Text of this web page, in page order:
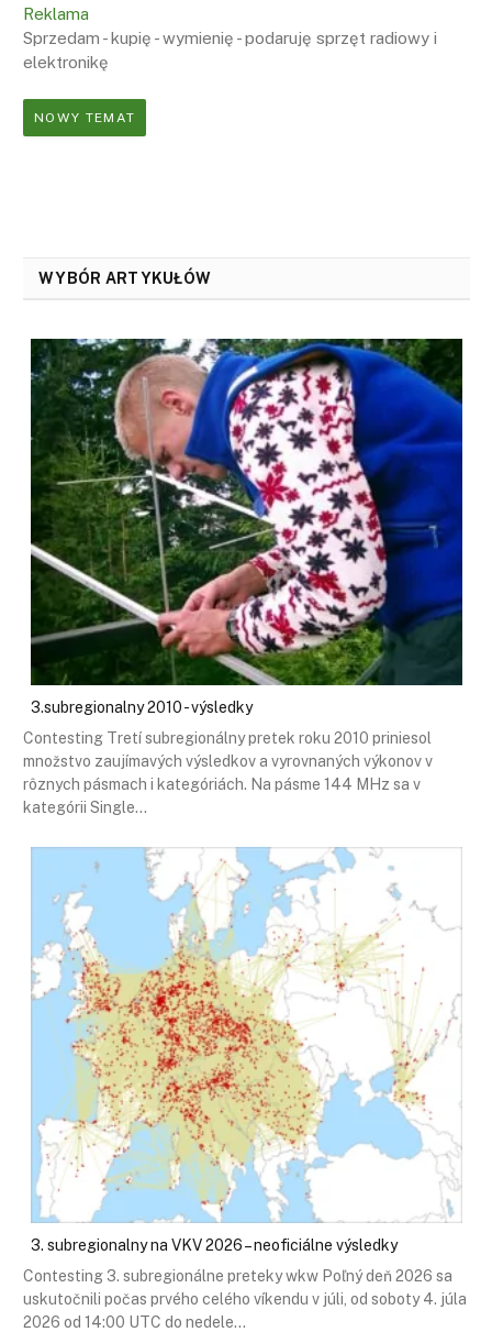
Reklama
Sprzedam - kupię - wymienię - podaruję sprzęt radiowy i
elektronikę
NOWY TEMAT
WYBÓR ARTYKUŁÓW
3.subregionalny 2010 - výsledky
Contesting Tretí subregionálny pretek roku 2010 priniesol
množstvo zaujímavých výsledkov a vyrovnaných výkonov v
rôznych pásmach i kategóriách. Na pásme 144 MHz sa v
kategórii Single…
3. subregionalny na VKV 2026 – neoficiálne výsledky
Contesting 3. subregionálne preteky wkw Poľný deň 2026 sa
uskutočnili počas prvého celého víkendu v júli, od soboty 4. júla
2026 od 14:00 UTC do nedele…